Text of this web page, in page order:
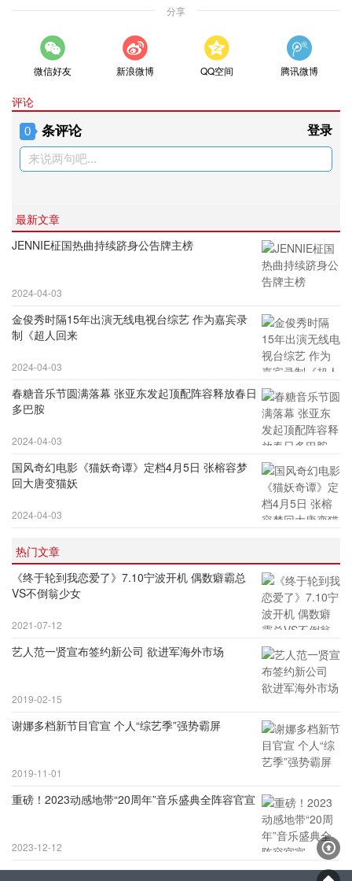
分享
微信好友 新浪微博 QQ空间 腾讯微博
评论
0 条评论 登录
来说两句吧...
最新文章
JENNIE柾国热曲持续跻身公告牌主榜
2024-04-03
金俊秀时隔15年出演无线电视台综艺 作为嘉宾录
制《超人回来
2024-04-03
春糖音乐节圆满落幕 张亚东发起顶配阵容释放春日
多巴胺
2024-04-03
国风奇幻电影《猫妖奇谭》定档4月5日 张榕容梦
回大唐变猫妖
2024-04-03
热门文章
《终于轮到我恋爱了》7.10宁波开机 偶数癖霸总
VS不倒翁少女
2021-07-12
艺人范一贤宣布签约新公司 欲进军海外市场
2019-02-15
谢娜多档新节目官宣 个人“综艺季”强势霸屏
2019-11-01
重磅！2023动感地带“20周年”音乐盛典全阵容官宣
2023-12-12